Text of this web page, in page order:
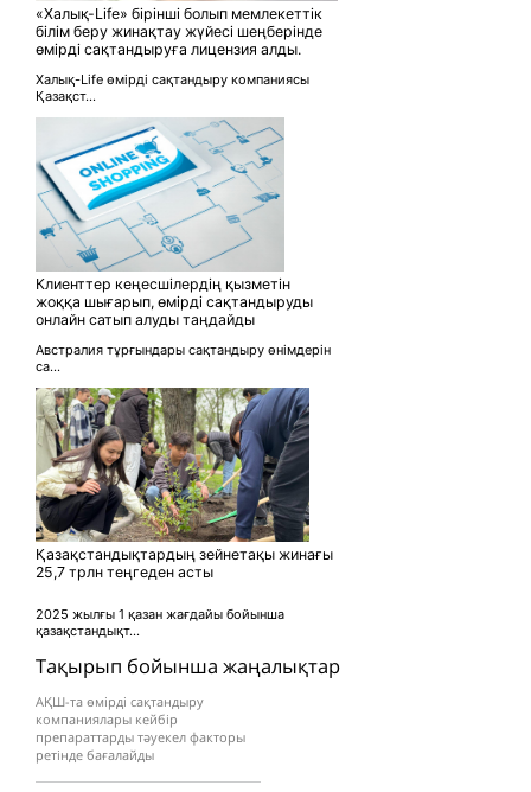
Тақырып бойынша жаңалықтар
АҚШ-та өмірді сақтандыру
компаниялары кейбір
препараттарды тәуекел факторы
ретінде бағалайды
«Халық-Life» бірінші болып мемлекеттік
білім беру жинақтау жүйесі шеңберінде
өмірді сақтандыруға лицензия алды.
Халық-Life өмірді сақтандыру компаниясы
Қазақст...
Клиенттер кеңесшілердің қызметін
жоққа шығарып, өмірді сақтандыруды
онлайн сатып алуды таңдайды
Австралия тұрғындары сақтандыру өнімдерін
са...
Қазақстандықтардың зейнетақы жинағы
25,7 трлн теңгеден асты
2025 жылғы 1 қазан жағдайы бойынша
қазақстандықт...